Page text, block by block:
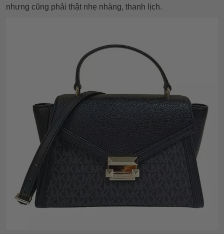
nhưng cũng phải thật nhẹ nhàng, thanh lịch.